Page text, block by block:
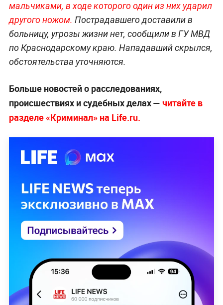
мальчиками, в ходе которого один из них ударил
другого ножом. Пострадавшего доставили в
больницу, угрозы жизни нет, сообщили в ГУ МВД
по Краснодарскому краю. Нападавший скрылся,
обстоятельства уточняются.
Больше новостей о расследованиях,
происшествиях и судебных делах — читайте в
разделе «Криминал» на Life.ru.